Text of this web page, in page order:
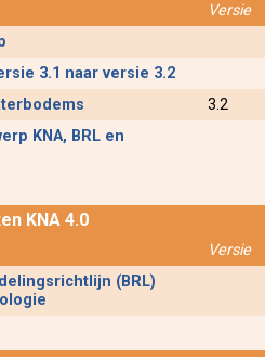
Versie
3.1 naar versie 3.2
3.2
KNA, BRL en
KNA 4.0
Versie
(BRL)